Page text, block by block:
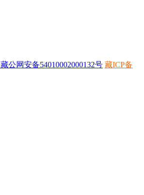
藏公网安备54010002000132号 藏ICP备